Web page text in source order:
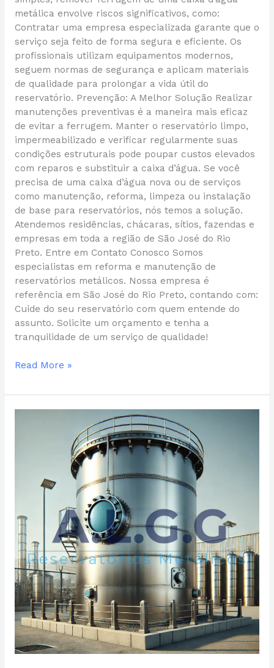
metálica envolve riscos significativos, como:
Contratar uma empresa especializada garante que o
serviço seja feito de forma segura e eficiente. Os
profissionais utilizam equipamentos modernos,
seguem normas de segurança e aplicam materiais
de qualidade para prolongar a vida útil do
reservatório. Prevenção: A Melhor Solução Realizar
manutenções preventivas é a maneira mais eficaz
de evitar a ferrugem. Manter o reservatório limpo,
impermeabilizado e verificar regularmente suas
condições estruturais pode poupar custos elevados
com reparos e substituir a caixa d’água. Se você
precisa de uma caixa d’água nova ou de serviços
como manutenção, reforma, limpeza ou instalação
de base para reservatórios, nós temos a solução.
Atendemos residências, chácaras, sítios, fazendas e
empresas em toda a região de São José do Rio
Preto. Entre em Contato Conosco Somos
especialistas em reforma e manutenção de
reservatórios metálicos. Nossa empresa é
referência em São José do Rio Preto, contando com:
Cuide do seu reservatório com quem entende do
assunto. Solicite um orçamento e tenha a
tranquilidade de um serviço de qualidade!
Read More »
D’Água
Um
Acessório
Essencial
para
Manutenção
e
Segurança